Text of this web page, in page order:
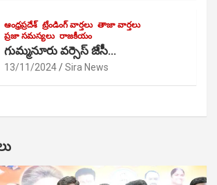
ఆంధ్రప్రదేశ్ ట్రేండింగ్ వార్తలు తాజా వార్తలు
ప్రజా సమస్యలు రాజకీయం
గుమ్మనూరు వర్సెస్ జేసీ…
13/11/2024 Sira News